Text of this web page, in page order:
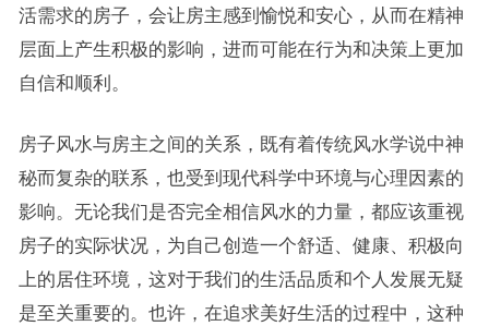
活需求的房子，会让房主感到愉悦和安心，从而在精神
层面上产生积极的影响，进而可能在行为和决策上更加
自信和顺利。
房子风水与房主之间的关系，既有着传统风水学说中神
秘而复杂的联系，也受到现代科学中环境与心理因素的
影响。无论我们是否完全相信风水的力量，都应该重视
房子的实际状况，为自己创造一个舒适、健康、积极向
上的居住环境，这对于我们的生活品质和个人发展无疑
是至关重要的。也许，在追求美好生活的过程中，这种